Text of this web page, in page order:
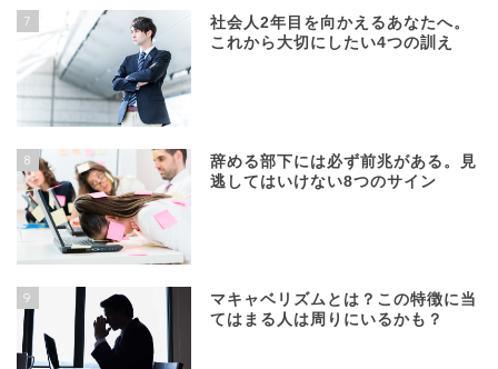
7
社会人2年目を向かえるあなたへ。
これから大切にしたい4つの訓え
8
辞める部下には必ず前兆がある。見
逃してはいけない8つのサイン
9
マキャベリズムとは？この特徴に当
てはまる人は周りにいるかも？